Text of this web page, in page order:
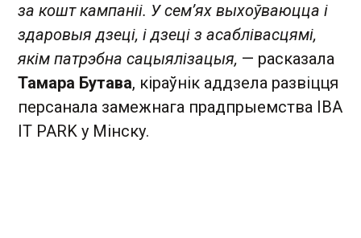
за кошт кампаніі. У сем’ях выхоўваюцца і
здаровыя дзеці, і дзеці з асаблівасцямі,
якім патрэбна сацыялізацыя, — расказала
Тамара Бутава, кіраўнік аддзела развіцця
персанала замежнага прадпрыемства IBA
IT PARK у Мінску.